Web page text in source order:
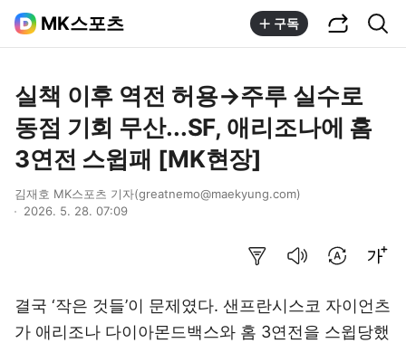
MK스포츠 구독
실책 이후 역전 허용→주루 실수로
동점 기회 무산...SF, 애리조나에 홈
3연전 스윕패 [MK현장]
김재호 MK스포츠 기자(greatnemo@maekyung.com)
2026. 5. 28. 07:09
결국 ‘작은 것들’이 문제였다. 샌프란시스코 자이언츠
가 애리조나 다이아몬드백스와 홈 3연전을 스윕당했